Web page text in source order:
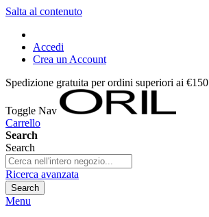
Salta al contenuto
Accedi
Crea un Account
Spedizione gratuita per ordini superiori ai €150
Toggle Nav
Carrello
Search
Search
Ricerca avanzata
Search
Menu